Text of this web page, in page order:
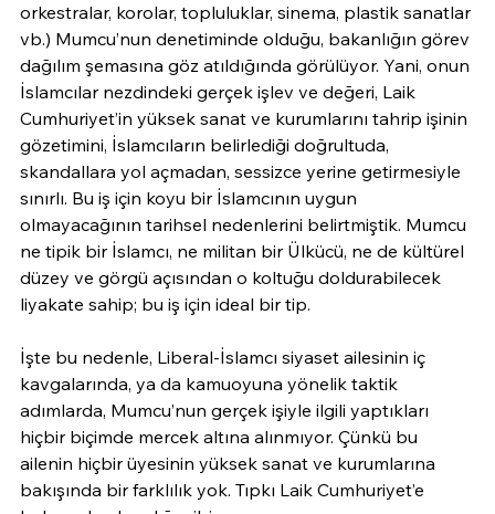
orkestralar, korolar, topluluklar, sinema, plastik sanatlar
vb.) Mumcu’nun denetiminde olduğu, bakanlığın görev
dağılım şemasına göz atıldığında görülüyor. Yani, onun
İslamcılar nezdindeki gerçek işlev ve değeri, Laik
Cumhuriyet’in yüksek sanat ve kurumlarını tahrip işinin
gözetimini, İslamcıların belirlediği doğrultuda,
skandallara yol açmadan, sessizce yerine getirmesiyle
sınırlı. Bu iş için koyu bir İslamcının uygun
olmayacağının tarihsel nedenlerini belirtmiştik. Mumcu
ne tipik bir İslamcı, ne militan bir Ülkücü, ne de kültürel
düzey ve görgü açısından o koltuğu doldurabilecek
liyakate sahip; bu iş için ideal bir tip.
İşte bu nedenle, Liberal-İslamcı siyaset ailesinin iç
kavgalarında, ya da kamuoyuna yönelik taktik
adımlarda, Mumcu’nun gerçek işiyle ilgili yaptıkları
hiçbir biçimde mercek altına alınmıyor. Çünkü bu
ailenin hiçbir üyesinin yüksek sanat ve kurumlarına
bakışında bir farklılık yok. Tıpkı Laik Cumhuriyet’e